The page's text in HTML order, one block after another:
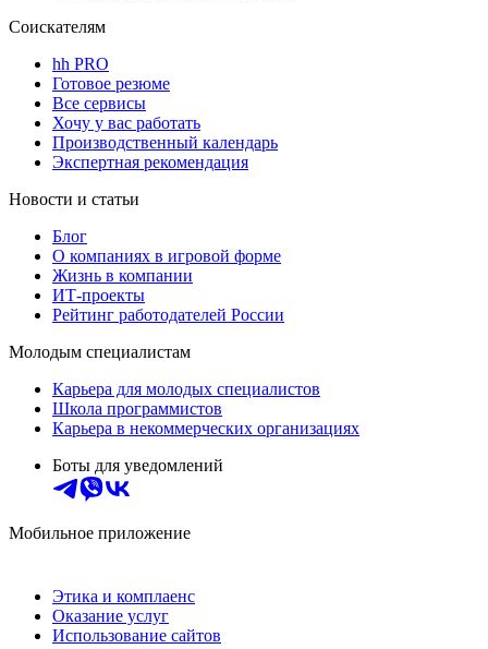
Соискателям
hh PRO
Готовое резюме
Все сервисы
Хочу у вас работать
Производственный календарь
Экспертная рекомендация
Новости и статьи
Блог
О компаниях в игровой форме
Жизнь в компании
ИТ-проекты
Рейтинг работодателей России
Молодым специалистам
Карьера для молодых специалистов
Школа программистов
Карьера в некоммерческих организациях
Боты для уведомлений
Мобильное приложение
Этика и комплаенс
Оказание услуг
Использование сайтов